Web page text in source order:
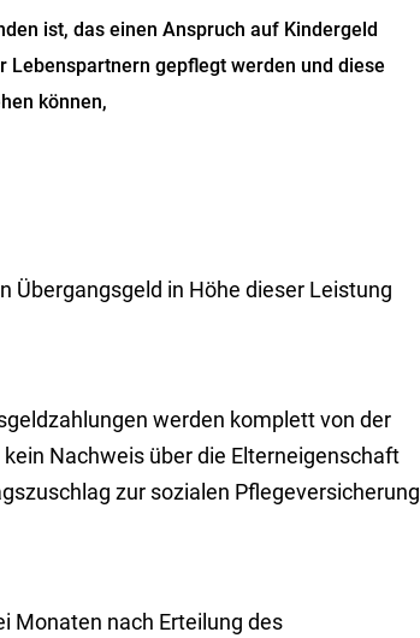
ist, das einen Anspruch auf Kindergeld
Lebenspartnern gepflegt werden und diese
können,
Übergangsgeld in Höhe dieser Leistung
werden komplett von der
Nachweis über die Elterneigenschaft
zur sozialen Pflegeversicherung
Monaten nach Erteilung des